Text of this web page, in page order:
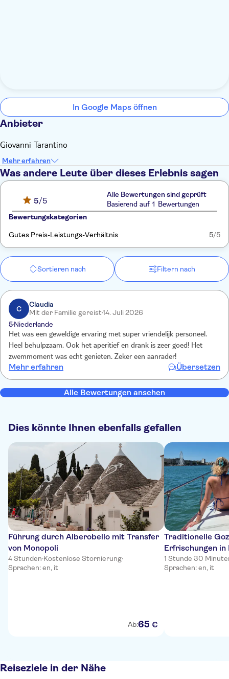
In Google Maps öffnen
Anbieter
Giovanni Tarantino
Mehr erfahren
Was andere Leute über dieses Erlebnis sagen
5/5
Alle Bewertungen sind geprüft
Basierend auf 1 Bewertungen
Bewertungskategorien
Gutes Preis-Leistungs-Verhältnis 5/5
Sortieren nach Filtern nach
C
Claudia
Mit der Familie gereist14. Juli 2026
5Niederlande
Het was een geweldige ervaring met super vriendelijk personeel.
Heel behulpzaam. Ook het aperitief en drank is zeer goed! Het
zwemmoment was echt genieten. Zeker een aanrader!
Mehr erfahren Übersetzen
Alle Bewertungen ansehen
Dies könnte Ihnen ebenfalls gefallen
Führung durch Alberobello mit Transfer
von Monopoli
4 Stunden·Kostenlose Stornierung·
Sprachen: en, it
Ab:65 €
Traditionelle
Erfrischungen in
1 Stunde 30
Sprachen: en, it
Reiseziele in der Nähe